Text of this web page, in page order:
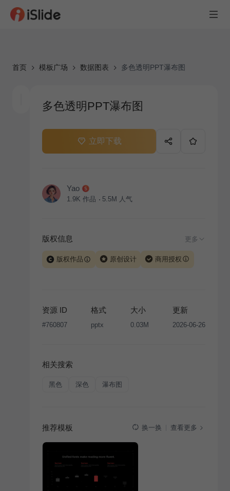
首页 模板广场 数据图表 多色透明PPT瀑布图
多色透明PPT瀑布图
立即下载
Yao
1.9K 作品 5.5M 人气
版权信息 更多
版权作品 原创设计 商用授权
版权声明
条款，禁止任何形式的转让、出售或出租，未
经投权许可任何人不得擅自转载和分发，否则将接照我
资源 ID
#760807
格式
pptx
大小
0.03M
更新
2026-06-26
相关搜索
黑色 深色 瀑布图
推荐模板 换一换 查看更多